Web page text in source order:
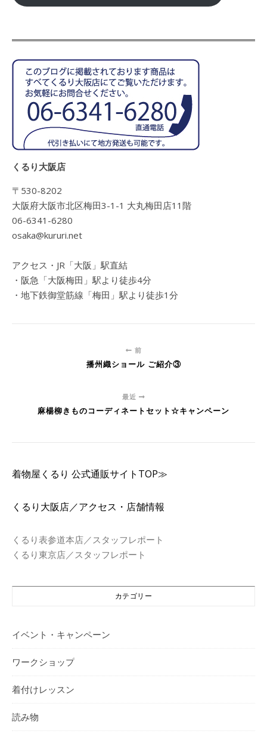
くるり大阪店
〒530-8202
大阪府大阪市北区梅田3-1-1 大丸梅田店11階
06-6341-6280
osaka@kururi.net
アクセス・JR「大阪」駅直結
・阪急「大阪梅田」駅より徒歩4分
・地下鉄御堂筋線「梅田」駅より徒歩1分
前
播州織ショール ご紹介③
最近
麻楊柳きものコーディネートセット☆キャンペーン
着物屋くるり 公式通販サイトTOP≫
くるり大阪店／アクセス・店舗情報
くるり表参道本店／スタッフレポート
くるり東京店／スタッフレポート
カテゴリー
イベント・キャンペーン
ワークショップ
着付けレッスン
読み物